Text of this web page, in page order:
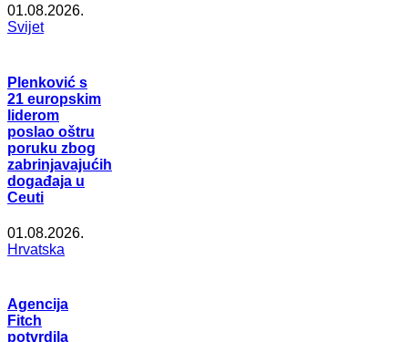
01.08.2026.
Svijet
Plenković s
21 europskim
liderom
poslao oštru
poruku zbog
zabrinjavajućih
događaja u
Ceuti
01.08.2026.
Hrvatska
Agencija
Fitch
potvrdila